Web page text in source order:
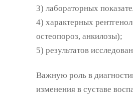
3) лабораторных
4) характерных
остеопороз, анкилозы);
5) результатов
Важную роль в
изменения в суставе